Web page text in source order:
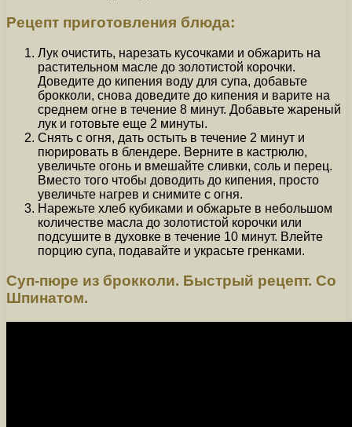
Рецепт приготовления блюда:
Лук очистить, нарезать кусочками и обжарить на
растительном масле до золотистой корочки.
Доведите до кипения воду для супа, добавьте
брокколи, снова доведите до кипения и варите на
среднем огне в течение 8 минут. Добавьте жареный
лук и готовьте еще 2 минуты.
Снять с огня, дать остыть в течение 2 минут и
пюрировать в блендере. Верните в кастрюлю,
увеличьте огонь и вмешайте сливки, соль и перец.
Вместо того чтобы доводить до кипения, просто
увеличьте нагрев и снимите с огня.
Нарежьте хлеб кубиками и обжарьте в небольшом
количестве масла до золотистой корочки или
подсушите в духовке в течение 10 минут. Влейте
порцию супа, подавайте и украсьте гренками.
Суп-пюре из брокколи. Быстрый рецепт. Со
Шпинатом.